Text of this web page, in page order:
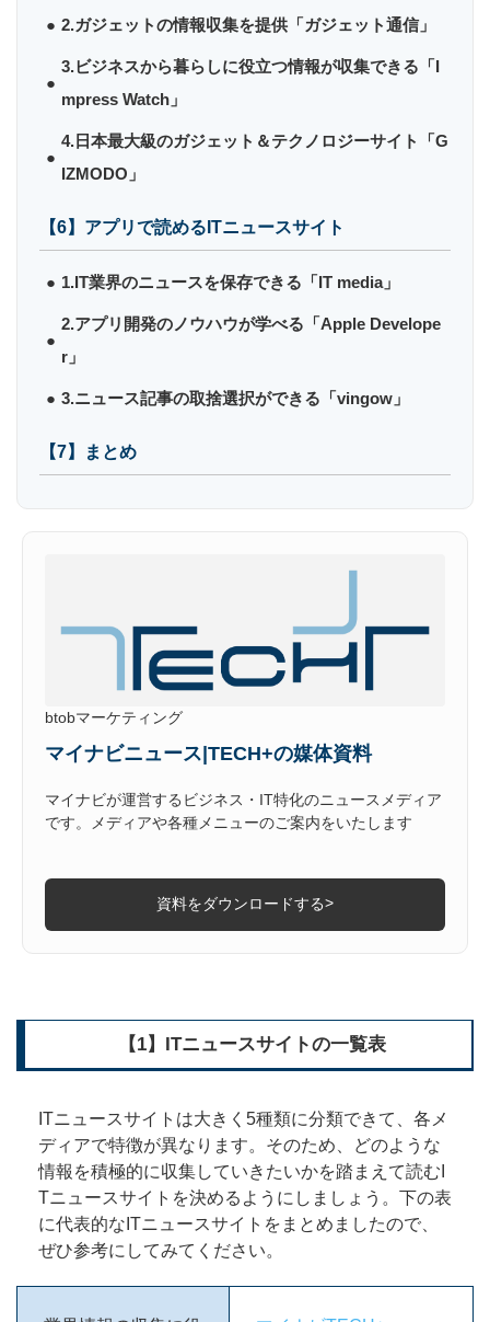
2.ガジェットの情報収集を提供「ガジェット通信」
3.ビジネスから暮らしに役立つ情報が収集できる「I
mpress Watch」
4.日本最大級のガジェット＆テクノロジーサイト「G
IZMODO」
【6】アプリで読めるITニュースサイト
1.IT業界のニュースを保存できる「IT media」
2.アプリ開発のノウハウが学べる「Apple Develope
r」
3.ニュース記事の取捨選択ができる「vingow」
【7】まとめ
btobマーケティング
マイナビニュース|TECH+の媒体資料
マイナビが運営するビジネス・IT特化のニュースメディア
です。メディアや各種メニューのご案内をいたします
資料をダウンロードする>
【1】ITニュースサイトの一覧表
ITニュースサイトは大きく5種類に分類できて、各メ
ディアで特徴が異なります。そのため、どのような
情報を積極的に収集していきたいかを踏まえて読むI
Tニュースサイトを決めるようにしましょう。下の表
に代表的なITニュースサイトをまとめましたので、
ぜひ参考にしてみてください。